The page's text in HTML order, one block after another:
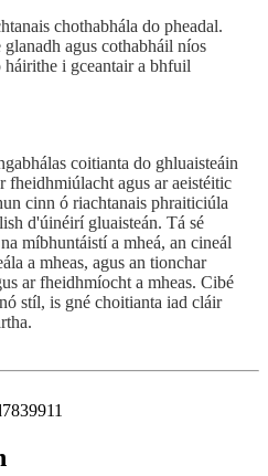
chothabhála do pheadal.
agus cothabháil níos
i gceantair a bhfuil
coitianta do ghluaisteáin
fheidhmiúlacht agus ar aeistéitic
cinn ó riachtanais phraiticiúla
d'úinéirí gluaisteán. Tá sé
míbhuntáistí a mheá, an cineál
a mheas, agus an tionchar
ar fheidhmíocht a mheas. Cibé
stíl, is gné choitianta iad cláir